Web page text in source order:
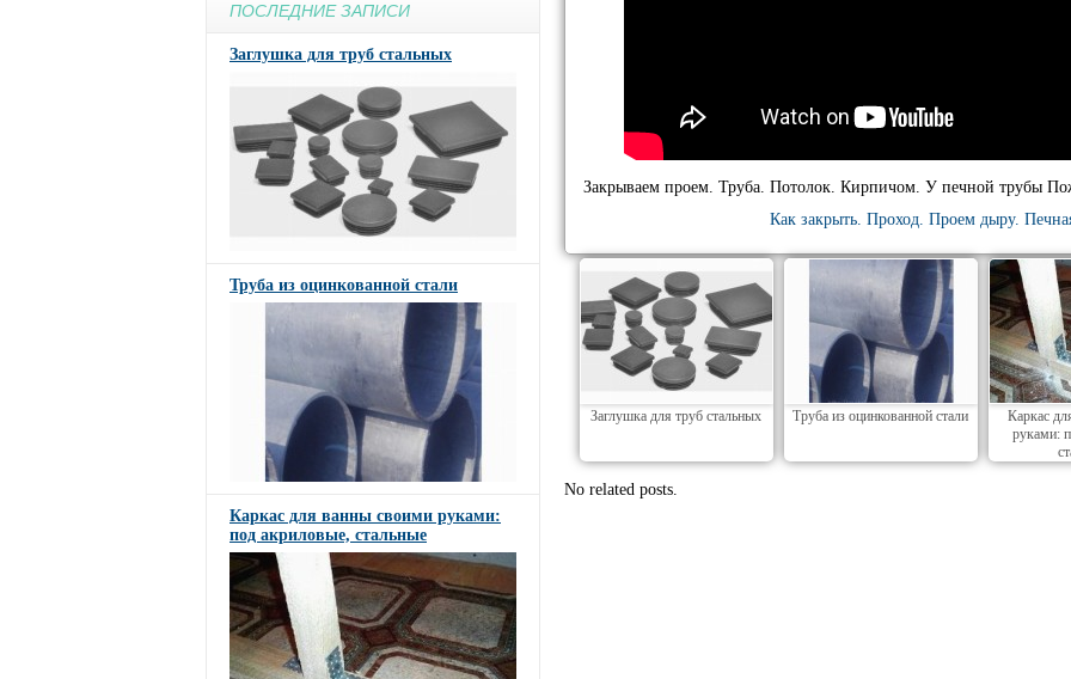
ПОСЛЕДНИЕ ЗАПИСИ
Заглушка для труб стальных
Труба из оцинкованной стали
Каркас для ванны своими руками:
под акриловые, стальные
Закрываем проем. Труба. Потолок. Кирпичом. У печной трубы
Как закрыть. Проход. Проем дыру.
Заглушка для труб стальных Труба из оцинкованной стали
Каркас
руками:
No related posts.